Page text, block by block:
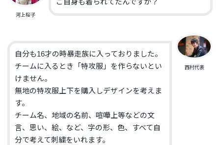
河上桜子
ご自身も着られてたんですか？
西村代表
自分も16才の時暴走族に入っておりました。
チームに入るとき「特攻服」を作らないとい
けません。
無地の特攻服上下を購入しデザインを考えま
す。
チーム名、地域の名前、喧嘩上等などの文
言、思い、絵、など、字の形、色、すべて自
分で考えて刺繍をいれます。